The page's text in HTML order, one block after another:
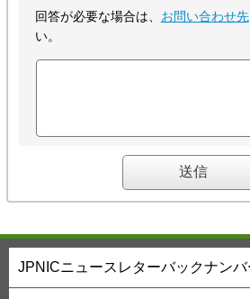
回答が必要な場合は、 お問い合わせ先
い。
JPNICニュースレターバックナンバ